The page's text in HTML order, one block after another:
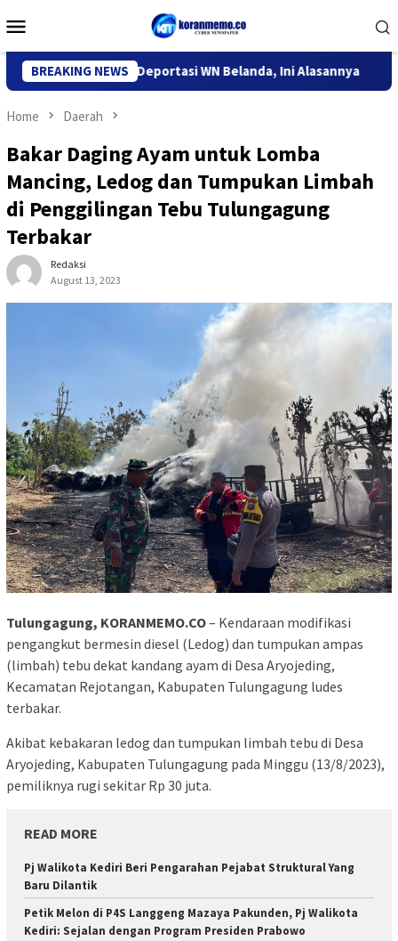
to
Menu
BREAKING NEWS
Kediri Deportasi WN Belanda, Ini Alasannya 9 Desa
Home Daerah
Bakar Daging Ayam untuk Lomba
Mancing, Ledog dan Tumpukan Limbah
di Penggilingan Tebu Tulungagung
Terbakar
Redaksi
August 13, 2023
Tulungagung, KORANMEMO.CO– Kendaraan modifikasi
pengangkut bermesin diesel (Ledog) dan tumpukan ampas
(limbah) tebu dekat kandang ayam di Desa Aryojeding,
Kecamatan Rejotangan, Kabupaten Tulungagung ludes
terbakar.
Akibat kebakaran ledog dan tumpukan limbah tebu di Desa
Aryojeding, Kabupaten Tulungagung pada Minggu (13/8/2023),
pemiliknya rugi sekitar Rp 30 juta.
READ MORE
Pj Walikota Kediri Beri Pengarahan Pejabat Struktural Yang
Baru Dilantik
Petik Melon di P4S Langgeng Mazaya Pakunden, Pj Walikota
Kediri: Sejalan dengan Program Presiden Prabowo